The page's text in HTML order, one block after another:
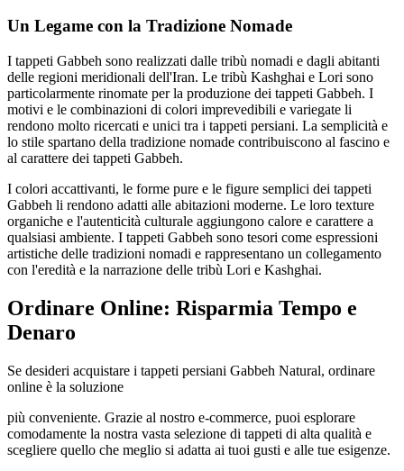
Un Legame con la Tradizione Nomade
I tappeti Gabbeh sono realizzati dalle tribù nomadi e dagli abitanti
delle regioni meridionali dell'Iran. Le tribù Kashghai e Lori sono
particolarmente rinomate per la produzione dei tappeti Gabbeh. I
motivi e le combinazioni di colori imprevedibili e variegate li
rendono molto ricercati e unici tra i tappeti persiani. La semplicità e
lo stile spartano della tradizione nomade contribuiscono al fascino e
al carattere dei tappeti Gabbeh.
I colori accattivanti, le forme pure e le figure semplici dei tappeti
Gabbeh li rendono adatti alle abitazioni moderne. Le loro texture
organiche e l'autenticità culturale aggiungono calore e carattere a
qualsiasi ambiente. I tappeti Gabbeh sono tesori come espressioni
artistiche delle tradizioni nomadi e rappresentano un collegamento
con l'eredità e la narrazione delle tribù Lori e Kashghai.
Ordinare Online: Risparmia Tempo e
Denaro
Se desideri acquistare i tappeti persiani Gabbeh Natural, ordinare
online è la soluzione
più conveniente. Grazie al nostro e-commerce, puoi esplorare
comodamente la nostra vasta selezione di tappeti di alta qualità e
scegliere quello che meglio si adatta ai tuoi gusti e alle tue esigenze.